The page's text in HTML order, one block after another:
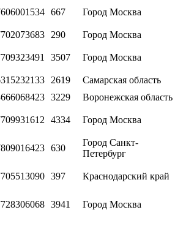
667 Город Москва
290 Город Москва
3507 Город Москва
2619 Самарская область
3229 Воронежская область
4334 Город Москва
630
Город Санкт-
Петербург
397 Краснодарский край
3941 Город Москва